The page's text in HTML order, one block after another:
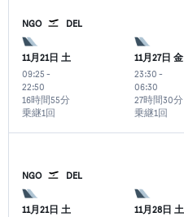
NGO DEL
11月21日 土
09:25 -
22:50
乗継1回
16時間55分
11月27日 金
23:30 -
06:30
乗継1回
27時間30分
NGO DEL
11月21日 土
11月28日 土